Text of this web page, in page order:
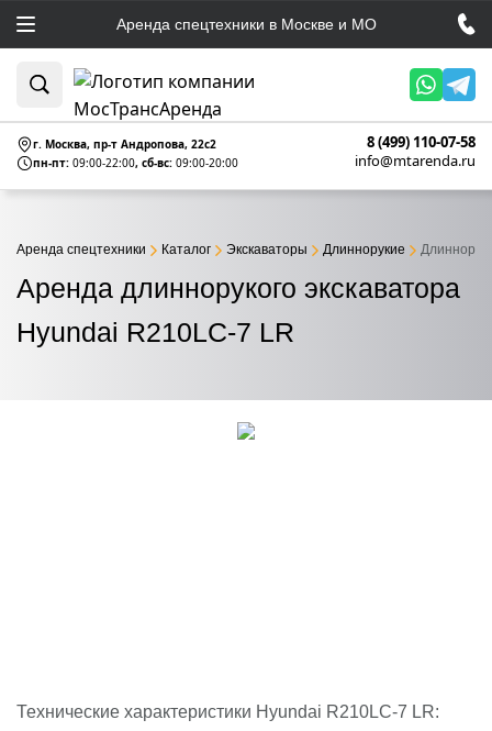
Аренда спецтехники в Москве и МО
г. Москва, пр-т Андропова, 22c2
пн-пт: 09:00-22:00, сб-вс: 09:00-20:00
8 (499) 110-07-58
info@mtarenda.ru
Аренда длиннорукого экскаватора
Hyundai R210LC-7 LR
Аренда спецтехники Каталог Экскаваторы Длиннорукие
Технические характеристики Hyundai R210LC-7 LR: